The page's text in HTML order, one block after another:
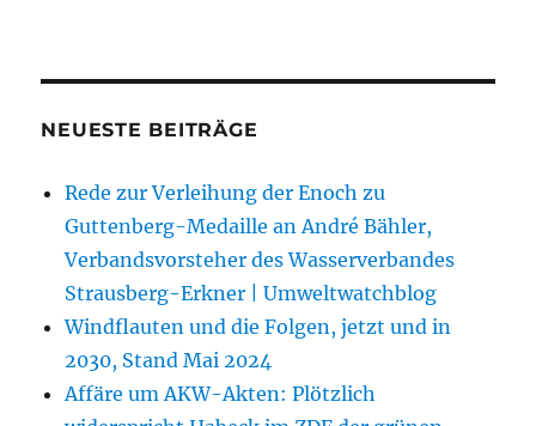
NEUESTE BEITRÄGE
Rede zur Verleihung der Enoch zu
Guttenberg-Medaille an André Bähler,
Verbandsvorsteher des Wasserverbandes
Strausberg-Erkner | Umweltwatchblog
Windflauten und die Folgen, jetzt und in
2030, Stand Mai 2024
Affäre um AKW-Akten: Plötzlich